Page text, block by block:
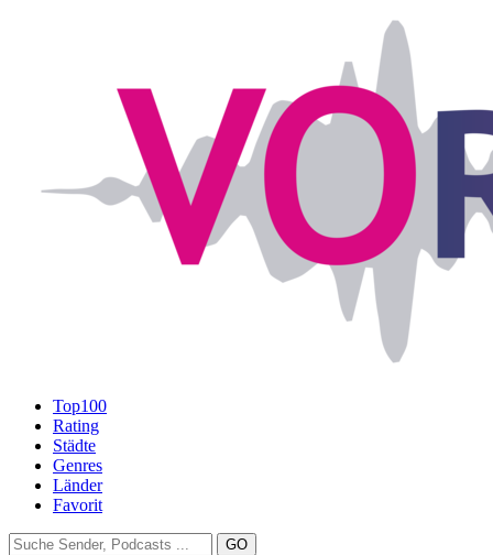
Top100
Rating
Städte
Genres
Länder
Favorit
GO